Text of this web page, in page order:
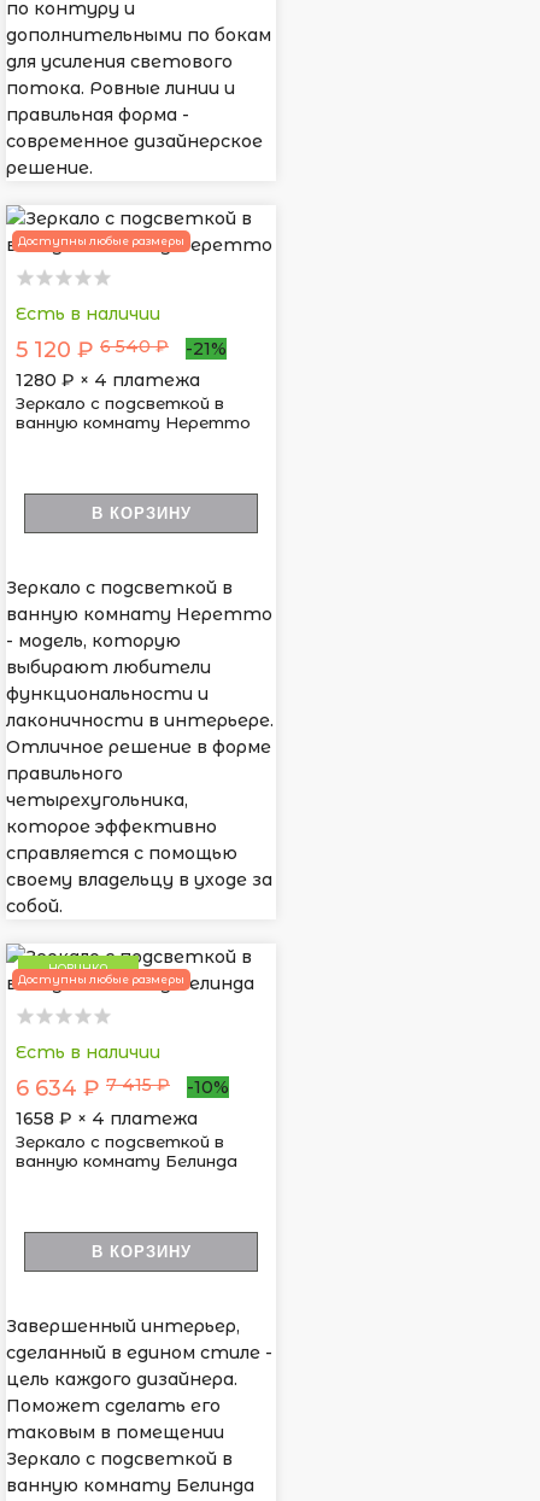
по контуру и
дополнительными по бокам
для усиления светового
потока. Ровные линии и
правильная форма -
современное дизайнерское
решение.
Доступны любые размеры
Есть в наличии
5 120 ₽ 6 540 ₽
-21%
1280 ₽ × 4 платежа
Зеркало с подсветкой в
ванную комнату Неретто
В КОРЗИНУ
Зеркало с подсветкой в
ванную комнату Неретто
- модель, которую
выбирают любители
функциональности и
лаконичности в интерьере.
Отличное решение в форме
правильного
четырехугольника,
которое эффективно
справляется с помощью
своему владельцу в уходе за
собой.
НОВИНКА
Доступны любые размеры
Есть в наличии
6 634 ₽ 7 415 ₽
-10%
1658 ₽ × 4 платежа
Зеркало с подсветкой в
ванную комнату Белинда
В КОРЗИНУ
Завершенный интерьер,
сделанный в едином стиле -
цель каждого дизайнера.
Поможет сделать его
таковым в помещении
Зеркало с подсветкой в
ванную комнату Белинда